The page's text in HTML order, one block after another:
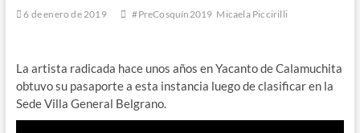
6 de enero de 2019 #PreCosquín2019 Micaela Piccirilli
La artista radicada hace unos años en Yacanto de Calamuchita
obtuvo su pasaporte a esta instancia luego de clasificar en la
Sede Villa General Belgrano.